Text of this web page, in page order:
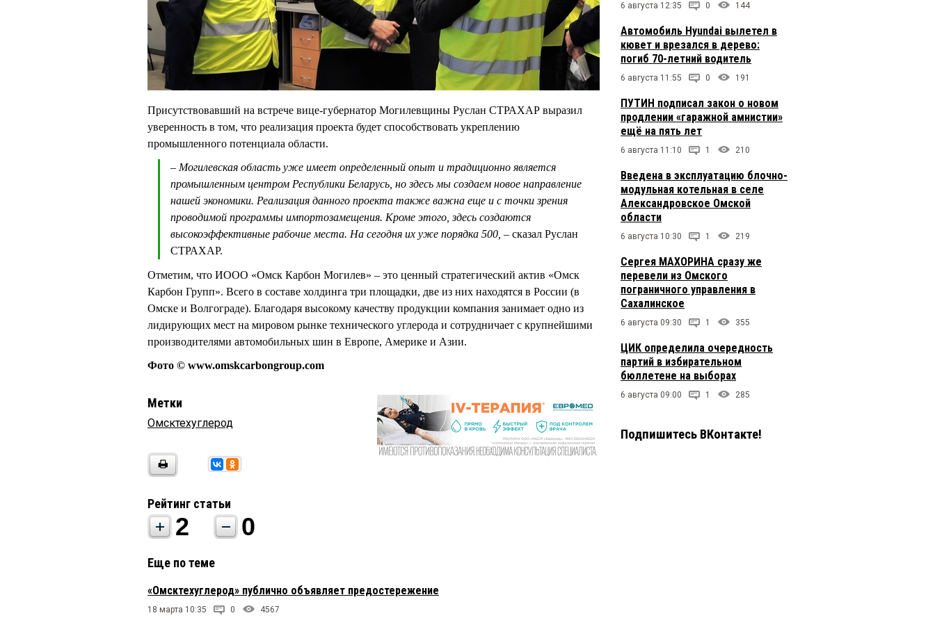
Присутствовавший на встрече вице-губернатор Могилевщины Руслан СТРАХАР выразил
уверенность в том, что реализация проекта будет способствовать укреплению
промышленного потенциала области.
– Могилевская область уже имеет определенный опыт и традиционно является
промышленным центром Республики Беларусь, но здесь мы создаем новое направление
нашей экономики. Реализация данного проекта также важна еще и с точки зрения
проводимой программы импортозамещения. Кроме этого, здесь создаются
высокоэффективные рабочие места. На сегодня их уже порядка 500, – сказал Руслан
СТРАХАР.
Отметим, что ИООО «Омск Карбон Могилев» – это ценный стратегический актив «Омск
Карбон Групп». Всего в составе холдинга три площадки, две из них находятся в России (в
Омске и Волгограде). Благодаря высокому качеству продукции компания занимает одно из
лидирующих мест на мировом рынке технического углерода и сотрудничает с крупнейшими
производителями автомобильных шин в Европе, Америке и Азии.
Фото © www.omskcarbongroup.com
Метки
Омсктехуглерод
Рейтинг статьи
2 0
Еще по теме
«Омсктехуглерод» публично объявляет предостережение
18 марта 10:35 0 4567
6 августа 12:35 0 144
Автомобиль Hyundai вылетел в
кювет и врезался в дерево:
погиб 70-летний водитель
6 августа 11:55 0 191
ПУТИН подписал закон о новом
продлении «гаражной амнистии»
ещё на пять лет
6 августа 11:10 1 210
Введена в эксплуатацию блочно-
модульная котельная в селе
Александровское Омской
области
6 августа 10:30 1 219
Сергея МАХОРИНА сразу же
перевели из Омского
пограничного управления в
Сахалинское
6 августа 09:30 1 355
ЦИК определила очередность
партий в избирательном
бюллетене на выборах
6 августа 09:00 1 285
Подпишитесь ВКонтакте!